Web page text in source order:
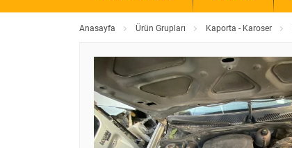
Anasayfa Ürün Grupları Kaporta - Karoser